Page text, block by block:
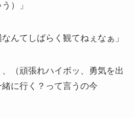
）」
んてしばらく観てねぇなぁ」
（頑張れハイボッ、勇気を出
に行く？って言うの今